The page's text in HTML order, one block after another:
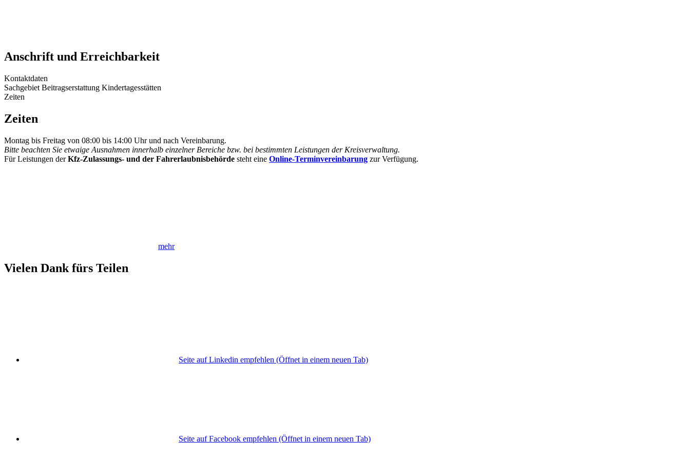
Anschrift und Erreichbarkeit
Kontaktdaten
Sachgebiet Beitragserstattung Kindertagesstätten
Zeiten
Zeiten
Montag bis Freitag von 08:00 bis 14:00 Uhr und nach Vereinbarung.
Bitte beachten Sie etwaige Ausnahmen innerhalb einzelner Bereiche bzw. bei bestimmten Leistungen der Kreisverwaltung.
Für Leistungen derKfz-Zulassungs- und der Fahrerlaubnisbehörde steht eine Online-Terminvereinbarung zur Verfügung.
mehr
Vielen Dank fürs Teilen
Seite auf Linkedin empfehlen (Öffnet in einem neuen Tab)
Seite auf Facebook empfehlen (Öffnet in einem neuen Tab)